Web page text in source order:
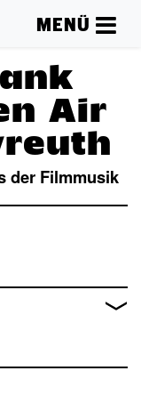
MENÜ
Air
der Filmmusik